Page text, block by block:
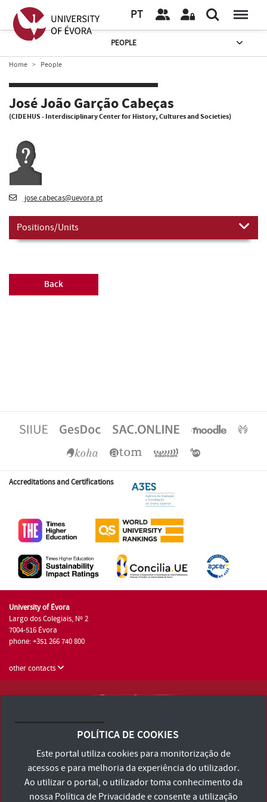
PT
PEOPLE
Home People
José João Garção Cabeças
(CIDEHUS - Interdisciplinary Center for History, Cultures and Societies)
jose.cabecas@uevora.pt
Positions/Units
Back
Accreditations and Certifications
University of Évora
Largo dos Colegiais, Nº 2
7004-516 Évora
phone: +351 266 740 800
other contacts
Terms and Conditions and Privacy Policy
Accessibility Statement
POLÍTICA DE COOKIES
Este portal utiliza cookies para monitorização de
acessos e para melhoria da experiência do utilizador.
Ao utilizar o portal, o utilizador toma conhecimento da
nossa Política de Privacidadee consente a utilização